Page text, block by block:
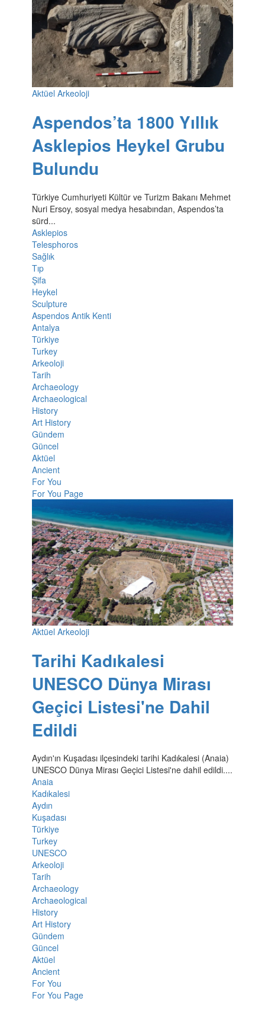
Aktüel Arkeoloji
Aspendos’ta 1800 Yıllık
Asklepios Heykel Grubu
Bulundu
Türkiye Cumhuriyeti Kültür ve Turizm Bakanı Mehmet
Nuri Ersoy, sosyal medya hesabından, Aspendos’ta
sürd...
Asklepios
Telesphoros
Sağlık
Tıp
Şifa
Heykel
Sculpture
Aspendos Antik Kenti
Antalya
Türkiye
Turkey
Arkeoloji
Tarih
Archaeology
Archaeological
History
Art History
Gündem
Güncel
Aktüel
Ancient
For You
For You Page
Aktüel Arkeoloji
Tarihi Kadıkalesi
UNESCO Dünya Mirası
Geçici Listesi'ne Dahil
Edildi
Aydın'ın Kuşadası ilçesindeki tarihi Kadıkalesi (Anaia)
UNESCO Dünya Mirası Geçici Listesi'ne dahil edildi....
Anaia
Kadıkalesi
Aydın
Kuşadası
Türkiye
Turkey
UNESCO
Arkeoloji
Tarih
Archaeology
Archaeological
History
Art History
Gündem
Güncel
Aktüel
Ancient
For You
For You Page